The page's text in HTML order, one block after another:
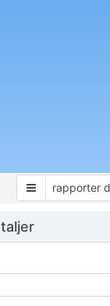
rapporter